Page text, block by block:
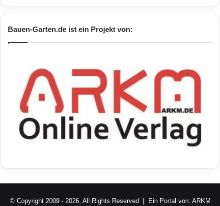
Bauen-Garten.de ist ein Projekt von:
© Copyright 2009 - 2026, All Rights Reserved | Ein Portal von: ARKM